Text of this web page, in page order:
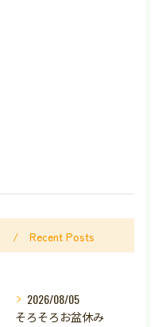
Recent Posts
2026/08/05
そろそろお盆休み